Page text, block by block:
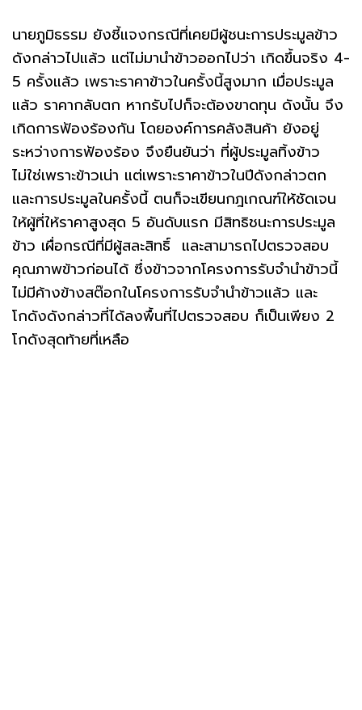
นายภูมิธรรม ยังชี้แจงกรณีที่เคยมีผู้ชนะการประมูลข้าว
ดังกล่าวไปแล้ว แต่ไม่มานำข้าวออกไปว่า เกิดขึ้นจริง 4-
5 ครั้งแล้ว เพราะราคาข้าวในครั้งนี้สูงมาก เมื่อประมูล
แล้ว ราคากลับตก หากรับไปก็จะต้องขาดทุน ดังนั้น จึง
เกิดการฟ้องร้องกัน โดยองค์การคลังสินค้า ยังอยู่
ระหว่างการฟ้องร้อง จึงยืนยันว่า ที่ผู้ประมูลทิ้งข้าว
ไม่ใช่เพราะข้าวเน่า แต่เพราะราคาข้าวในปีดังกล่าวตก
และการประมูลในครั้งนี้ ตนก็จะเขียนกฎเกณฑ์ให้ชัดเจน
ให้ผู้ที่ให้ราคาสูงสุด 5 อันดับแรก มีสิทธิชนะการประมูล
ข้าว เผื่อกรณีที่มีผู้สละสิทธิ์ และสามารถไปตรวจสอบ
คุณภาพข้าวก่อนได้ ซึ่งข้าวจากโครงการรับจำนำข้าวนี้
ไม่มีค้างข้างสต๊อกในโครงการรับจำนำข้าวแล้ว และ
โกดังดังกล่าวที่ได้ลงพื้นที่ไปตรวจสอบ ก็เป็นเพียง 2
โกดังสุดท้ายที่เหลือ